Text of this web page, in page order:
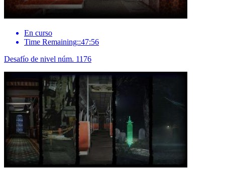
En curso
Time Remaining::47:56
Desafío de nivel núm. 1176